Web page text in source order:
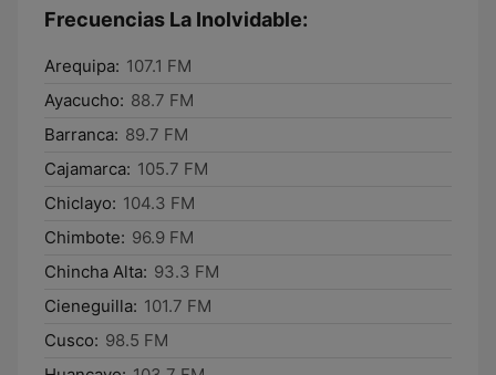
Frecuencias La Inolvidable:
Arequipa: 107.1 FM
Ayacucho: 88.7 FM
Barranca: 89.7 FM
Cajamarca: 105.7 FM
Chiclayo: 104.3 FM
Chimbote: 96.9 FM
Chincha Alta: 93.3 FM
Cieneguilla: 101.7 FM
Cusco: 98.5 FM